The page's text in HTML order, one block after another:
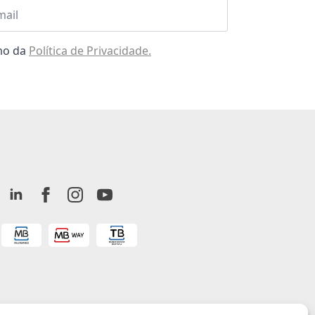
da Política de Privacidade.